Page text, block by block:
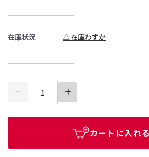
在庫状況 △ 在庫わずか
カートに入れる